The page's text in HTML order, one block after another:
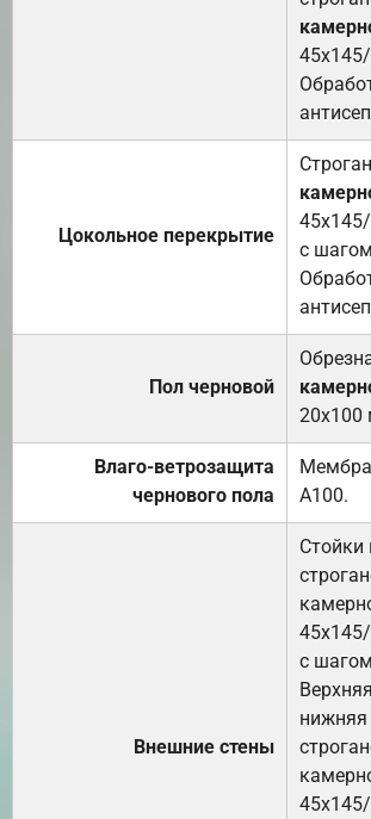
Цокольное перекрытие
с
Пол черновой
20х100
Влаго-ветрозащита
чернового пола
А100.
Внешние стены
Стойки
с
нижняя